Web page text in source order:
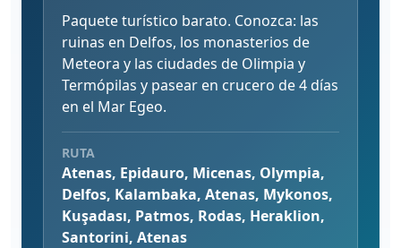
Paquete turístico barato. Conozca: las
ruinas en Delfos, los monasterios de
Meteora y las ciudades de Olimpia y
Termópilas y pasear en crucero de 4 días
en el Mar Egeo.
RUTA
Atenas, Epidauro, Micenas, Olympia,
Delfos, Kalambaka, Atenas, Mykonos,
Kuşadası, Patmos, Rodas, Heraklion,
Santorini, Atenas